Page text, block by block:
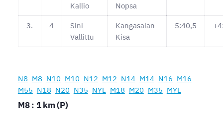
Kallio
Nopsa
3. 4
Sini
Vallittu
Kangasalan
Kisa
5:40,5
N8 M8 N10 M10 N12 M12 N14 M14 N16 M16
M55 N18 N20 N35 NYL M18 M20 M35 MYL
M8 : 1 km (P)